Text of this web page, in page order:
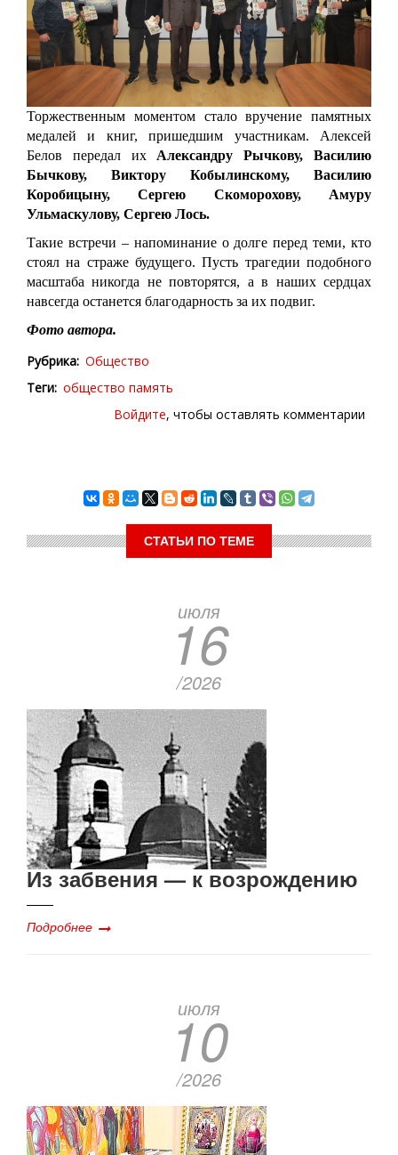
Торжественным моментом стало вручение памятных
медалей и книг, пришедшим участникам. Алексей
Белов передал их Александру Рычкову, Василию
Бычкову, Виктору Кобылинскому, Василию
Коробицыну, Сергею Скоморохову, Амуру
Ульмаскулову, Сергею Лось.
Такие встречи – напоминание о долге перед теми, кто
стоял на страже будущего. Пусть трагедии подобного
масштаба никогда не повторятся, а в наших сердцах
навсегда останется благодарность за их подвиг.
Фото автора.
Рубрика Общество
Теги общество память
Войдите, чтобы оставлять комментарии
СТАТЬИ ПО ТЕМЕ
июля
16
/2026
Из забвения — к возрождению
Подробнее
июля
10
/2026